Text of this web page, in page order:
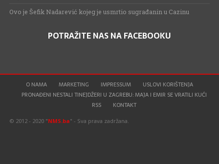
Ovo je Šefik Nadarević kojeg je usmrtio sugrađanin u Cazinu
POTRAŽITE NAS NA FACEBOOKU
O NAMA MARKETING IMPRESSUM
USLOVI KORIŠTENJA
PRONAĐENI NESTALI TINEJDŽERI U ZAGREBU: MAJA I EMIR SE VRATILI KUĆI
RSS
KONTAKT
© 2012 - 2020 "NMS.ba" - Sva prava zadržana.